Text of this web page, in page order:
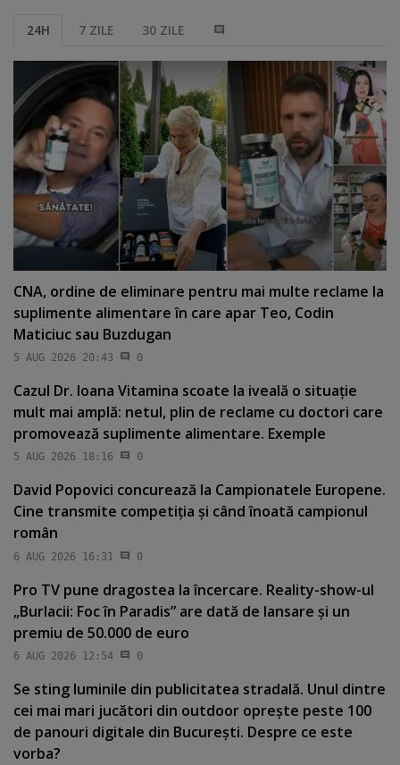
24H 7 ZILE 30 ZILE
CNA, ordine de eliminare pentru mai multe reclame la
suplimente alimentare în care apar Teo, Codin
Maticiuc sau Buzdugan
5 AUG 2026 20:43 0
Cazul Dr. Ioana Vitamina scoate la iveală o situaţie
mult mai amplă: netul, plin de reclame cu doctori care
promovează suplimente alimentare. Exemple
5 AUG 2026 18:16 0
David Popovici concurează la Campionatele Europene.
Cine transmite competiţia şi când înoată campionul
român
6 AUG 2026 16:31 0
Pro TV pune dragostea la încercare. Reality-show-ul
„Burlacii: Foc în Paradis” are dată de lansare şi un
premiu de 50.000 de euro
6 AUG 2026 12:54 0
Se sting luminile din publicitatea stradală. Unul dintre
cei mai mari jucători din outdoor opreşte peste 100
de panouri digitale din Bucureşti. Despre ce este
vorba?